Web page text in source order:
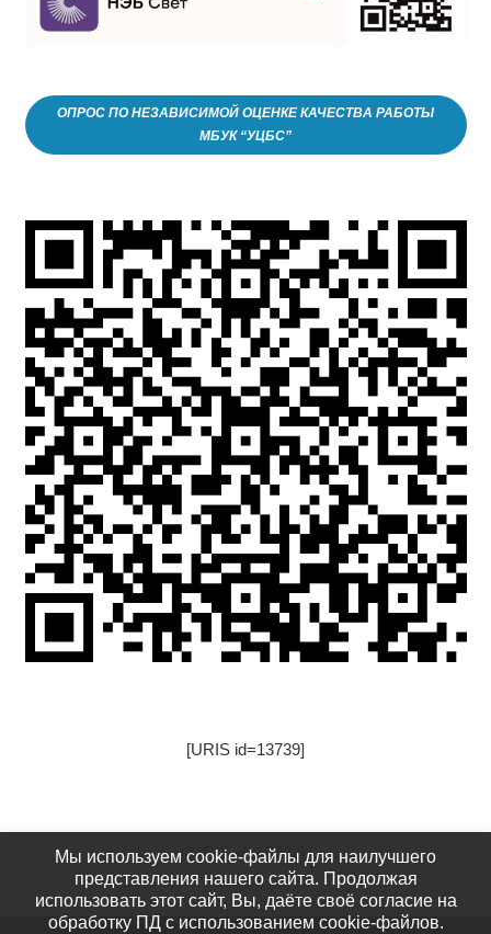
ОПРОС ПО НЕЗАВИСИМОЙ ОЦЕНКЕ КАЧЕСТВА РАБОТЫ
МБУК “УЦБС”
[URIS id=13739]
[URIS id=17522]
Мы используем cookie-файлы для наилучшего
представления нашего сайта. Продолжая
использовать этот сайт, Вы, даёте своё согласие на
обработку ПД с использованием cookie-файлов.